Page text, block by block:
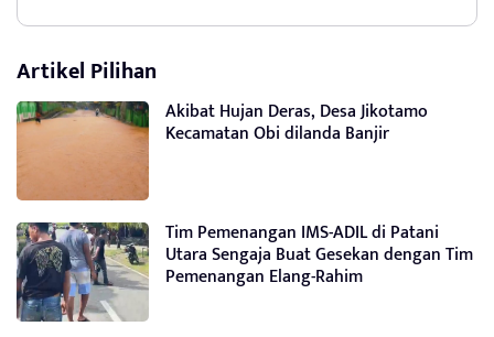
Artikel Pilihan
Akibat Hujan Deras, Desa Jikotamo
Kecamatan Obi dilanda Banjir
Tim Pemenangan IMS-ADIL di Patani
Utara Sengaja Buat Gesekan dengan Tim
Pemenangan Elang-Rahim